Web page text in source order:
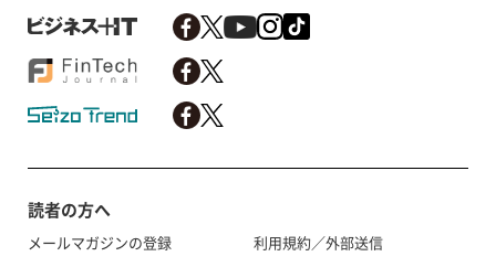
読者の方へ
メールマガジンの登録
利用規約／外部送信